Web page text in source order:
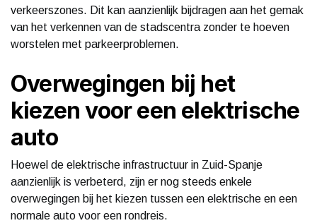
verkeerszones. Dit kan aanzienlijk bijdragen aan het gemak
van het verkennen van de stadscentra zonder te hoeven
worstelen met parkeerproblemen.
Overwegingen bij het
kiezen voor een elektrische
auto
Hoewel de elektrische infrastructuur in Zuid-Spanje
aanzienlijk is verbeterd, zijn er nog steeds enkele
overwegingen bij het kiezen tussen een elektrische en een
normale auto voor een rondreis.